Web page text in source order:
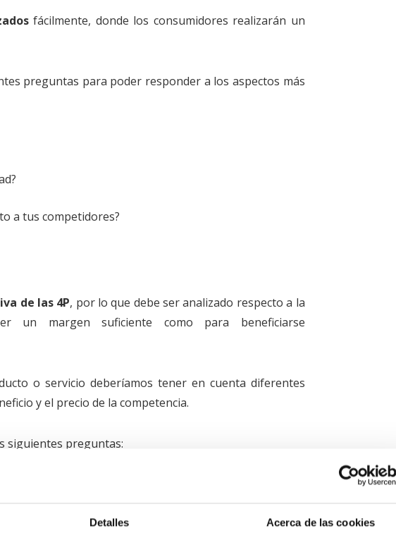
Detalles Acerca de las cookies
fácilmente, donde los consumidores realizarán un
preguntas para poder responder a los aspectos más
a tus competidores?
de las 4P, por lo que debe ser analizado respecto a la
un margen suficiente como para beneficiarse
o servicio deberíamos tener en cuenta diferentes
y el precio de la competencia.
siguientes preguntas:
al mercado?